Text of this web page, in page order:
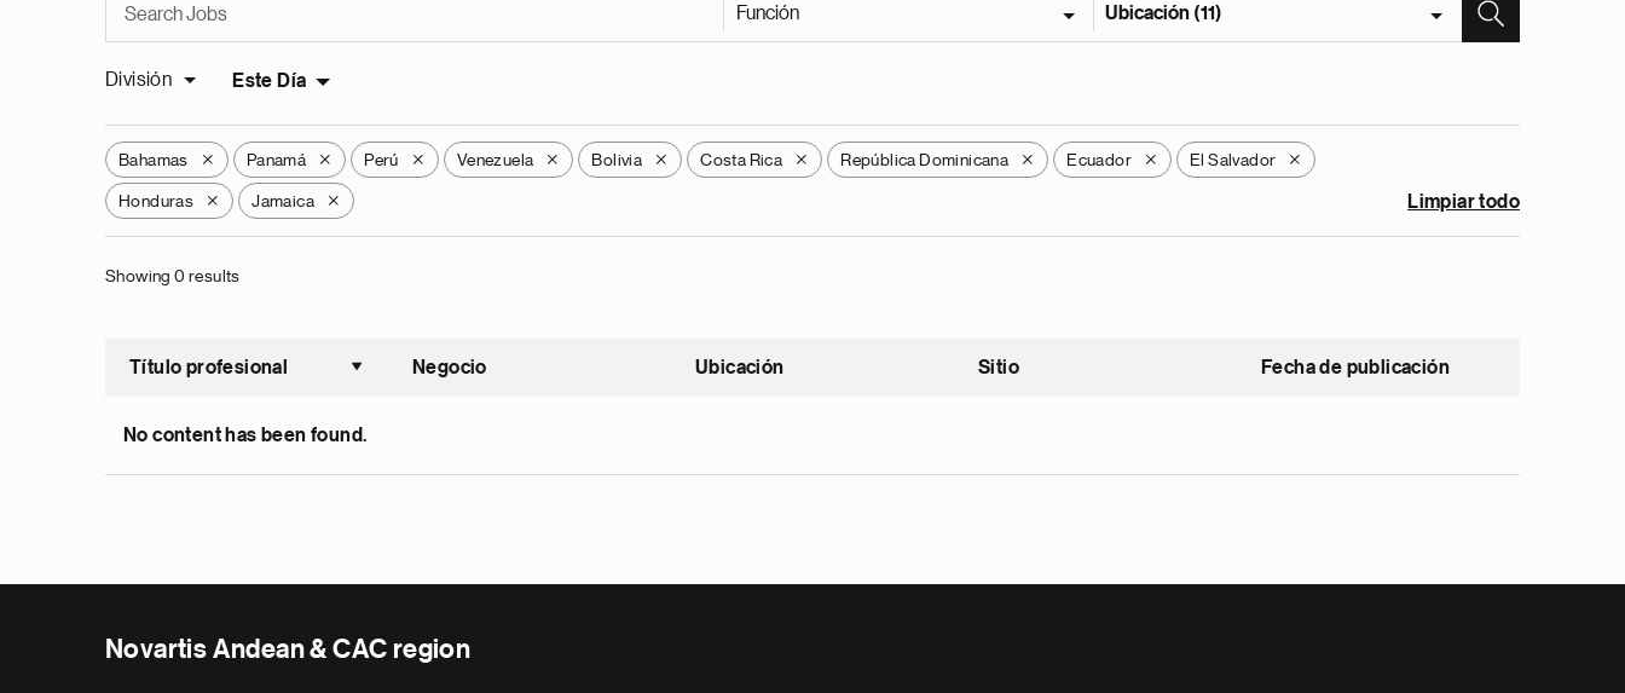
Función Ubicación (11)
División Este Día
Bahamas X Panamá X Perú X Venezuela X Bolivia X Costa Rica X República Dominicana X Ecuador X El Salvador X
Honduras X Jamaica X Limpiar todo
Showing 0 results
Título profesional
Ordenar ascendente
Negocio Ubicación Sitio Fecha de publicación
No content has been found.
Novartis Andean & CAC region